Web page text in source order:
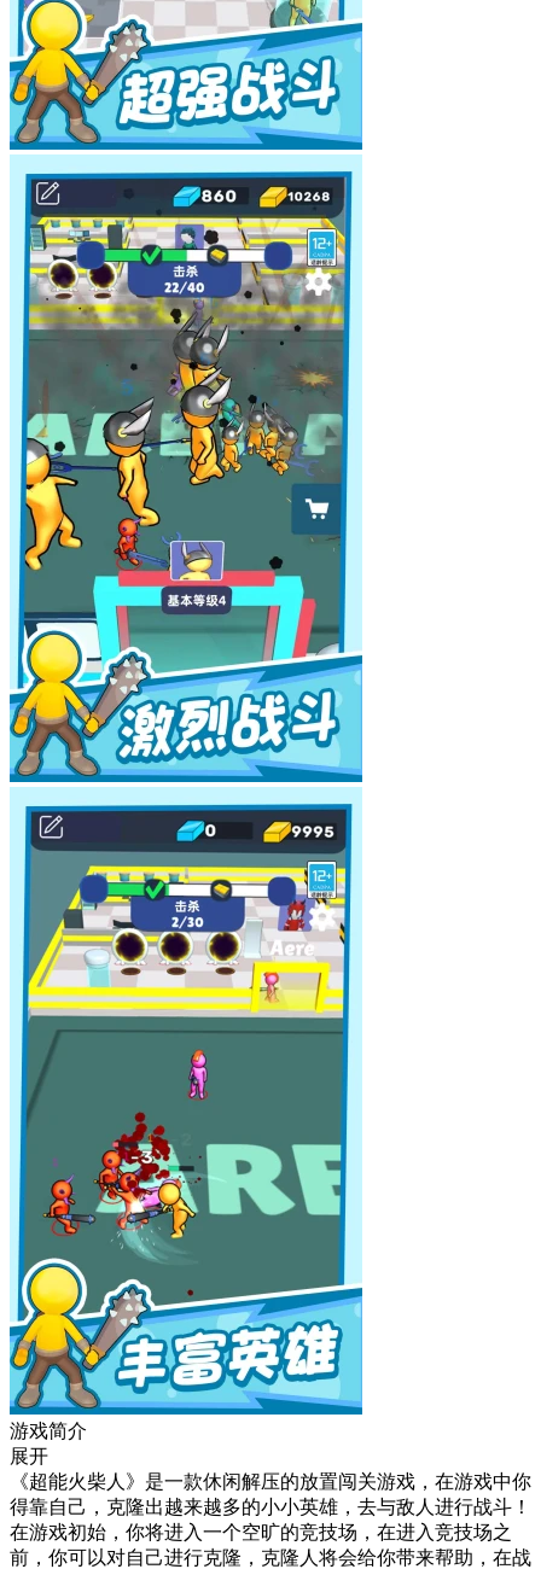
游戏简介
展开
《超能火柴人》是一款休闲解压的放置闯关游戏，在游戏中你
得靠自己，克隆出越来越多的小小英雄，去与敌人进行战斗！
在游戏初始，你将进入一个空旷的竞技场，在进入竞技场之
前，你可以对自己进行克隆，克隆人将会给你带来帮助，在战